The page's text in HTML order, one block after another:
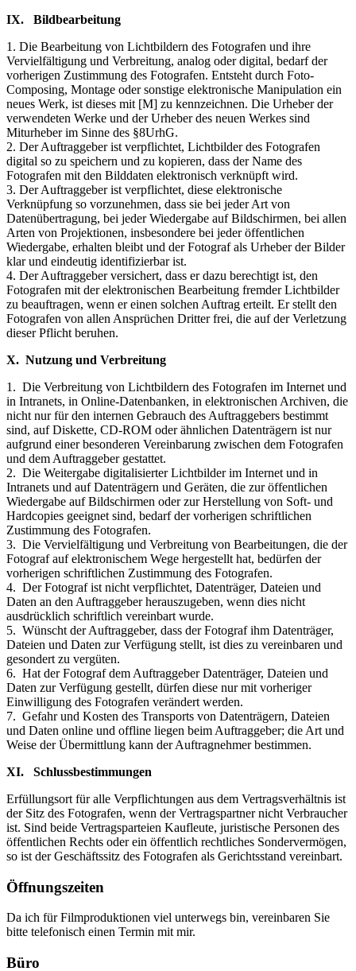
IX. Bildbearbeitung
1. Die Bearbeitung von Lichtbildern des Fotografen und ihre
Vervielfältigung und Verbreitung, analog oder digital, bedarf der
vorherigen Zustimmung des Fotografen. Entsteht durch Foto-
Composing, Montage oder sonstige elektronische Manipulation ein
neues Werk, ist dieses mit [M] zu kennzeichnen. Die Urheber der
verwendeten Werke und der Urheber des neuen Werkes sind
Miturheber im Sinne des §8UrhG.
2. Der Auftraggeber ist verpflichtet, Lichtbilder des Fotografen
digital so zu speichern und zu kopieren, dass der Name des
Fotografen mit den Bilddaten elektronisch verknüpft wird.
3. Der Auftraggeber ist verpflichtet, diese elektronische
Verknüpfung so vorzunehmen, dass sie bei jeder Art von
Datenübertragung, bei jeder Wiedergabe auf Bildschirmen, bei allen
Arten von Projektionen, insbesondere bei jeder öffentlichen
Wiedergabe, erhalten bleibt und der Fotograf als Urheber der Bilder
klar und eindeutig identifizierbar ist.
4. Der Auftraggeber versichert, dass er dazu berechtigt ist, den
Fotografen mit der elektronischen Bearbeitung fremder Lichtbilder
zu beauftragen, wenn er einen solchen Auftrag erteilt. Er stellt den
Fotografen von allen Ansprüchen Dritter frei, die auf der Verletzung
dieser Pflicht beruhen.
X. Nutzung und Verbreitung
1. Die Verbreitung von Lichtbildern des Fotografen im Internet und
in Intranets, in Online-Datenbanken, in elektronischen Archiven, die
nicht nur für den internen Gebrauch des Auftraggebers bestimmt
sind, auf Diskette, CD-ROM oder ähnlichen Datenträgern ist nur
aufgrund einer besonderen Vereinbarung zwischen dem Fotografen
und dem Auftraggeber gestattet.
2. Die Weitergabe digitalisierter Lichtbilder im Internet und in
Intranets und auf Datenträgern und Geräten, die zur öffentlichen
Wiedergabe auf Bildschirmen oder zur Herstellung von Soft- und
Hardcopies geeignet sind, bedarf der vorherigen schriftlichen
Zustimmung des Fotografen.
3. Die Vervielfältigung und Verbreitung von Bearbeitungen, die der
Fotograf auf elektronischem Wege hergestellt hat, bedürfen der
vorherigen schriftlichen Zustimmung des Fotografen.
4. Der Fotograf ist nicht verpflichtet, Datenträger, Dateien und
Daten an den Auftraggeber herauszugeben, wenn dies nicht
ausdrücklich schriftlich vereinbart wurde.
5. Wünscht der Auftraggeber, dass der Fotograf ihm Datenträger,
Dateien und Daten zur Verfügung stellt, ist dies zu vereinbaren und
gesondert zu vergüten.
6. Hat der Fotograf dem Auftraggeber Datenträger, Dateien und
Daten zur Verfügung gestellt, dürfen diese nur mit vorheriger
Einwilligung des Fotografen verändert werden.
7. Gefahr und Kosten des Transports von Datenträgern, Dateien
und Daten online und offline liegen beim Auftraggeber; die Art und
Weise der Übermittlung kann der Auftragnehmer bestimmen.
XI. Schlussbestimmungen
Erfüllungsort für alle Verpflichtungen aus dem Vertragsverhältnis ist
der Sitz des Fotografen, wenn der Vertragspartner nicht Verbraucher
ist. Sind beide Vertragsparteien Kaufleute, juristische Personen des
öffentlichen Rechts oder ein öffentlich rechtliches Sondervermögen,
so ist der Geschäftssitz des Fotografen als Gerichtsstand vereinbart.
Öffnungszeiten
Da ich für Filmproduktionen viel unterwegs bin, vereinbaren Sie
bitte telefonisch einen Termin mit mir.
Büro